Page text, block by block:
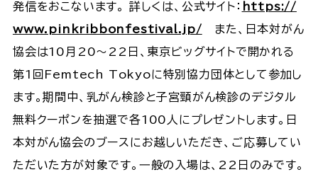
発信をおこないます。 詳しくは、公式サイト： https://
www.pinkribbonfestival.jp/ また、日本対がん
協会は10月20〜22日、東京ビッグサイトで開かれる
第1回Femtech Tokyoに特別協力団体として参加し
ます。期間中、乳がん検診と子宮頸がん検診のデジタル
無料クーポンを抽選で各100人にプレゼントします。日
本対がん協会のブースにお越しいただき、ご応募してい
ただいた方が対象です。⼀般の入場は、22日のみです。